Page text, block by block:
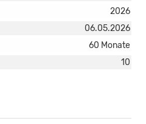
2026
06.05.2026
60 Monate
10